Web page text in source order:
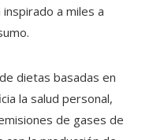
a miles a
dietas basadas en
la salud personal,
de gases de